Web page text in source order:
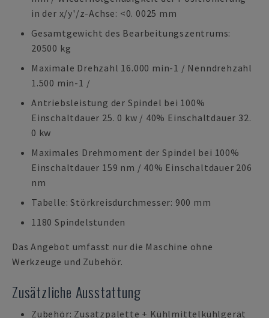
in der x/y'/z-Achse: <0. 0025 mm
Gesamtgewicht des Bearbeitungszentrums:
20500 kg
Maximale Drehzahl 16.000 min-1 / Nenndrehzahl
1.500 min-1 /
Antriebsleistung der Spindel bei 100%
Einschaltdauer 25. 0 kw / 40% Einschaltdauer 32.
0 kw
Maximales Drehmoment der Spindel bei 100%
Einschaltdauer 159 nm / 40% Einschaltdauer 206
nm
Tabelle: Störkreisdurchmesser: 900 mm
1180 Spindelstunden
Das Angebot umfasst nur die Maschine ohne
Werkzeuge und Zubehör.
Zusätzliche Ausstattung
Zubehör: Zusatzpalette + Kühlmittelkühlgerät